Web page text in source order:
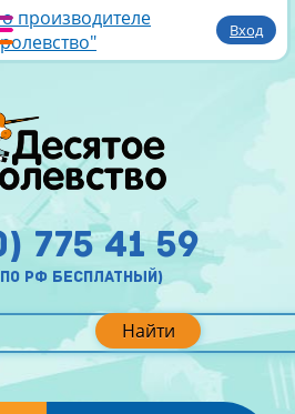
производителе
Вход
Найти
775 41 59
рф бесплатный)